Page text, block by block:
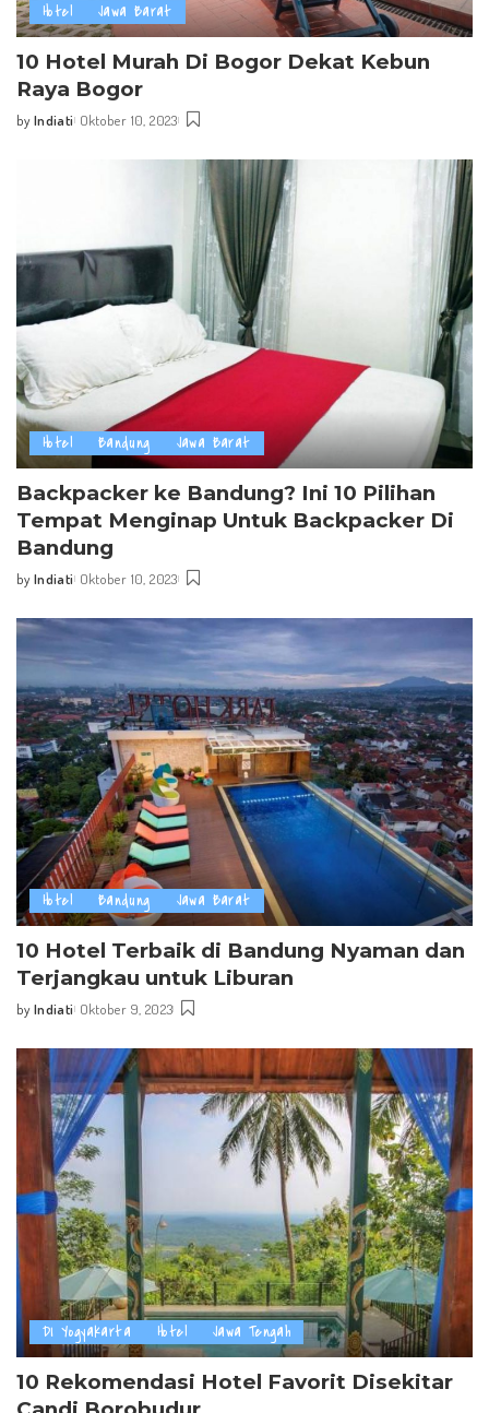
Hotel Jawa Barat
10 Hotel Murah Di Bogor Dekat Kebun
Raya Bogor
Posted
by Indiati Oktober 10, 2023
Hotel Bandung Jawa Barat
Backpacker ke Bandung? Ini 10 Pilihan
Tempat Menginap Untuk Backpacker Di
Bandung
Posted
by Indiati Oktober 10, 2023
Hotel Bandung Jawa Barat
10 Hotel Terbaik di Bandung Nyaman dan
Terjangkau untuk Liburan
Posted
by Indiati Oktober 9, 2023
DI Yogyakarta Hotel Jawa Tengah
10 Rekomendasi Hotel Favorit Disekitar